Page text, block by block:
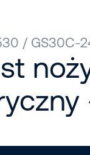
/ GS30C-